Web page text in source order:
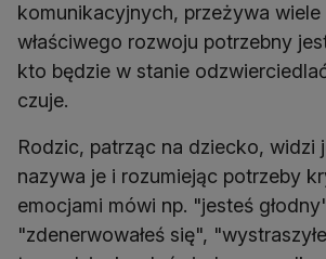
komunikacyjnych, przeżywa wiele
właściwego rozwoju potrzebny
kto będzie w stanie
czuje.
Rodzic, patrząc na dziecko, widzi
nazywa je i rozumiejąc potrzeby
emocjami mówi np. "jesteś
"zdenerwowałeś się",